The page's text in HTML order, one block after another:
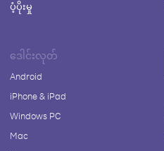
ပံ့ပိုးမှု
ဒေါင်းလုတ်
Android
iPhone & iPad
Windows PC
Mac